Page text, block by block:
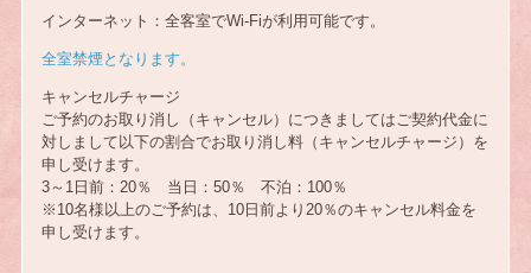
インターネット：全客室でWi-Fiが利用可能です。
全室禁煙となります。
キャンセルチャージ
ご予約のお取り消し（キャンセル）につきましてはご契約代金に
対しまして以下の割合でお取り消し料（キャンセルチャージ）を
申し受けます。
3～1日前：20％ 当日：50％ 不泊：100％
※10名様以上のご予約は、10日前より20％のキャンセル料金を
申し受けます。